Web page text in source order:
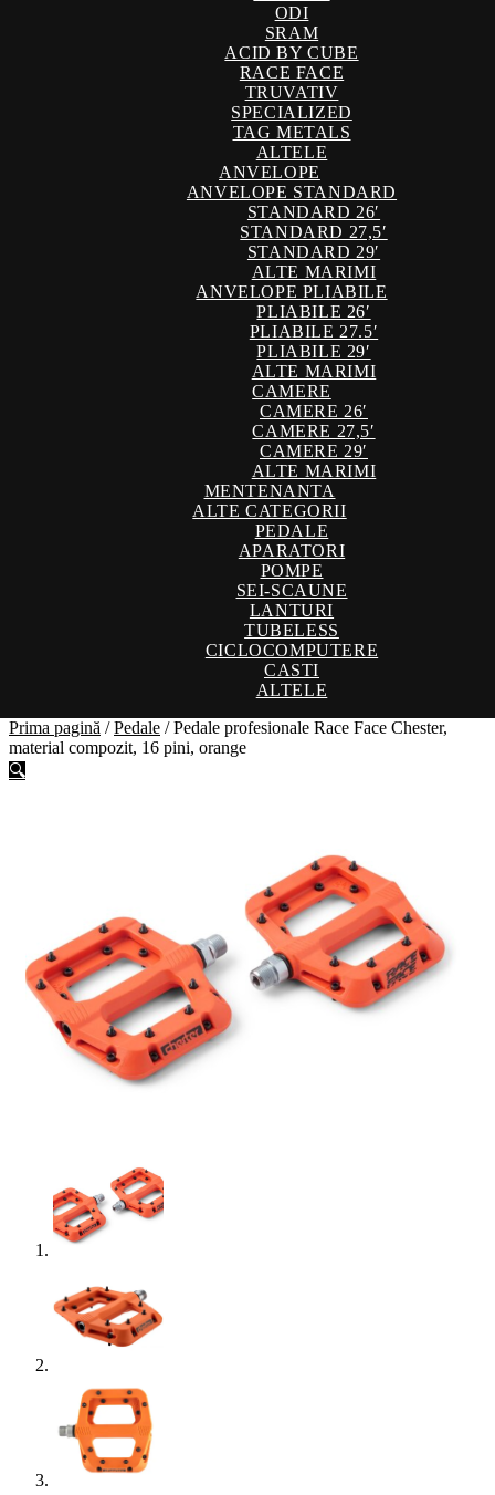
ODI
SRAM
ACID BY CUBE
RACE FACE
TRUVATIV
SPECIALIZED
TAG METALS
ALTELE
ANVELOPE
ANVELOPE STANDARD
STANDARD 26′
STANDARD 27,5′
STANDARD 29′
ALTE MARIMI
ANVELOPE PLIABILE
PLIABILE 26′
PLIABILE 27.5′
PLIABILE 29′
ALTE MARIMI
CAMERE
CAMERE 26′
CAMERE 27,5′
CAMERE 29′
ALTE MARIMI
MENTENANTA
ALTE CATEGORII
PEDALE
APARATORI
POMPE
SEI-SCAUNE
LANTURI
TUBELESS
CICLOCOMPUTERE
CASTI
ALTELE
Prima pagină /Pedale /Pedale profesionale Race Face Chester,
material compozit, 16 pini, orange
🔍